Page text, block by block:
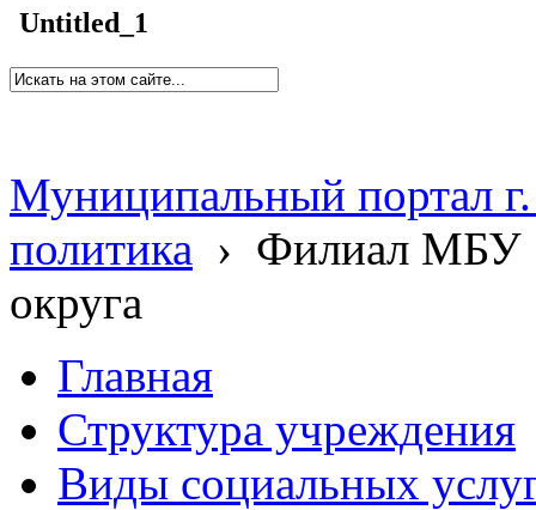
Untitled_1
Муниципальный портал
политика › Филиал МБУ
округа
Главная
Структура учреждения
Виды социальных